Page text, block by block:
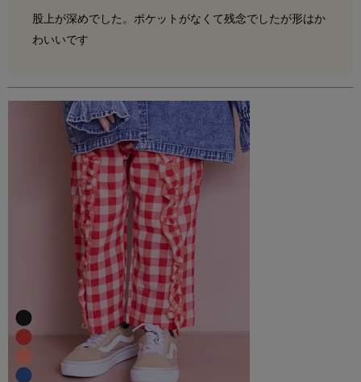
股上が深めでした。ポケットがなくて残念でしたが形はか
わいいです